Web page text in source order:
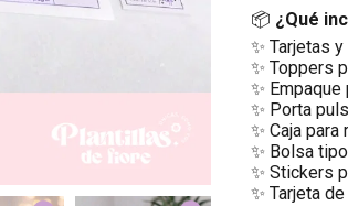
📦 ¿Qué
✨ Tarjetas
✨ Toppers
✨
✨ Porta
✨ Caja para
✨ Bolsa
✨ Stickers
✨ Tarjeta